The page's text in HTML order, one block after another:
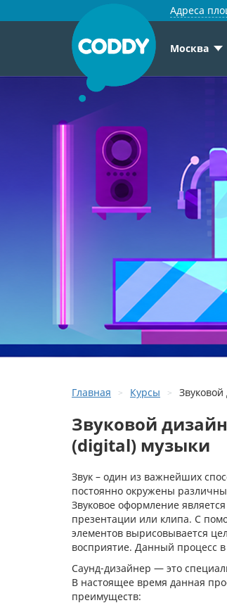
Адреса
Москва
Главная Курсы
Звуковой
(digital) музыки
Звук – один из важнейших
постоянно окружены
Звуковое оформление
презентации или клипа. С
элементов вырисовывается
восприятие. Данный процесс
Саунд-дизайнер — это
В настоящее время данная
преимуществ: